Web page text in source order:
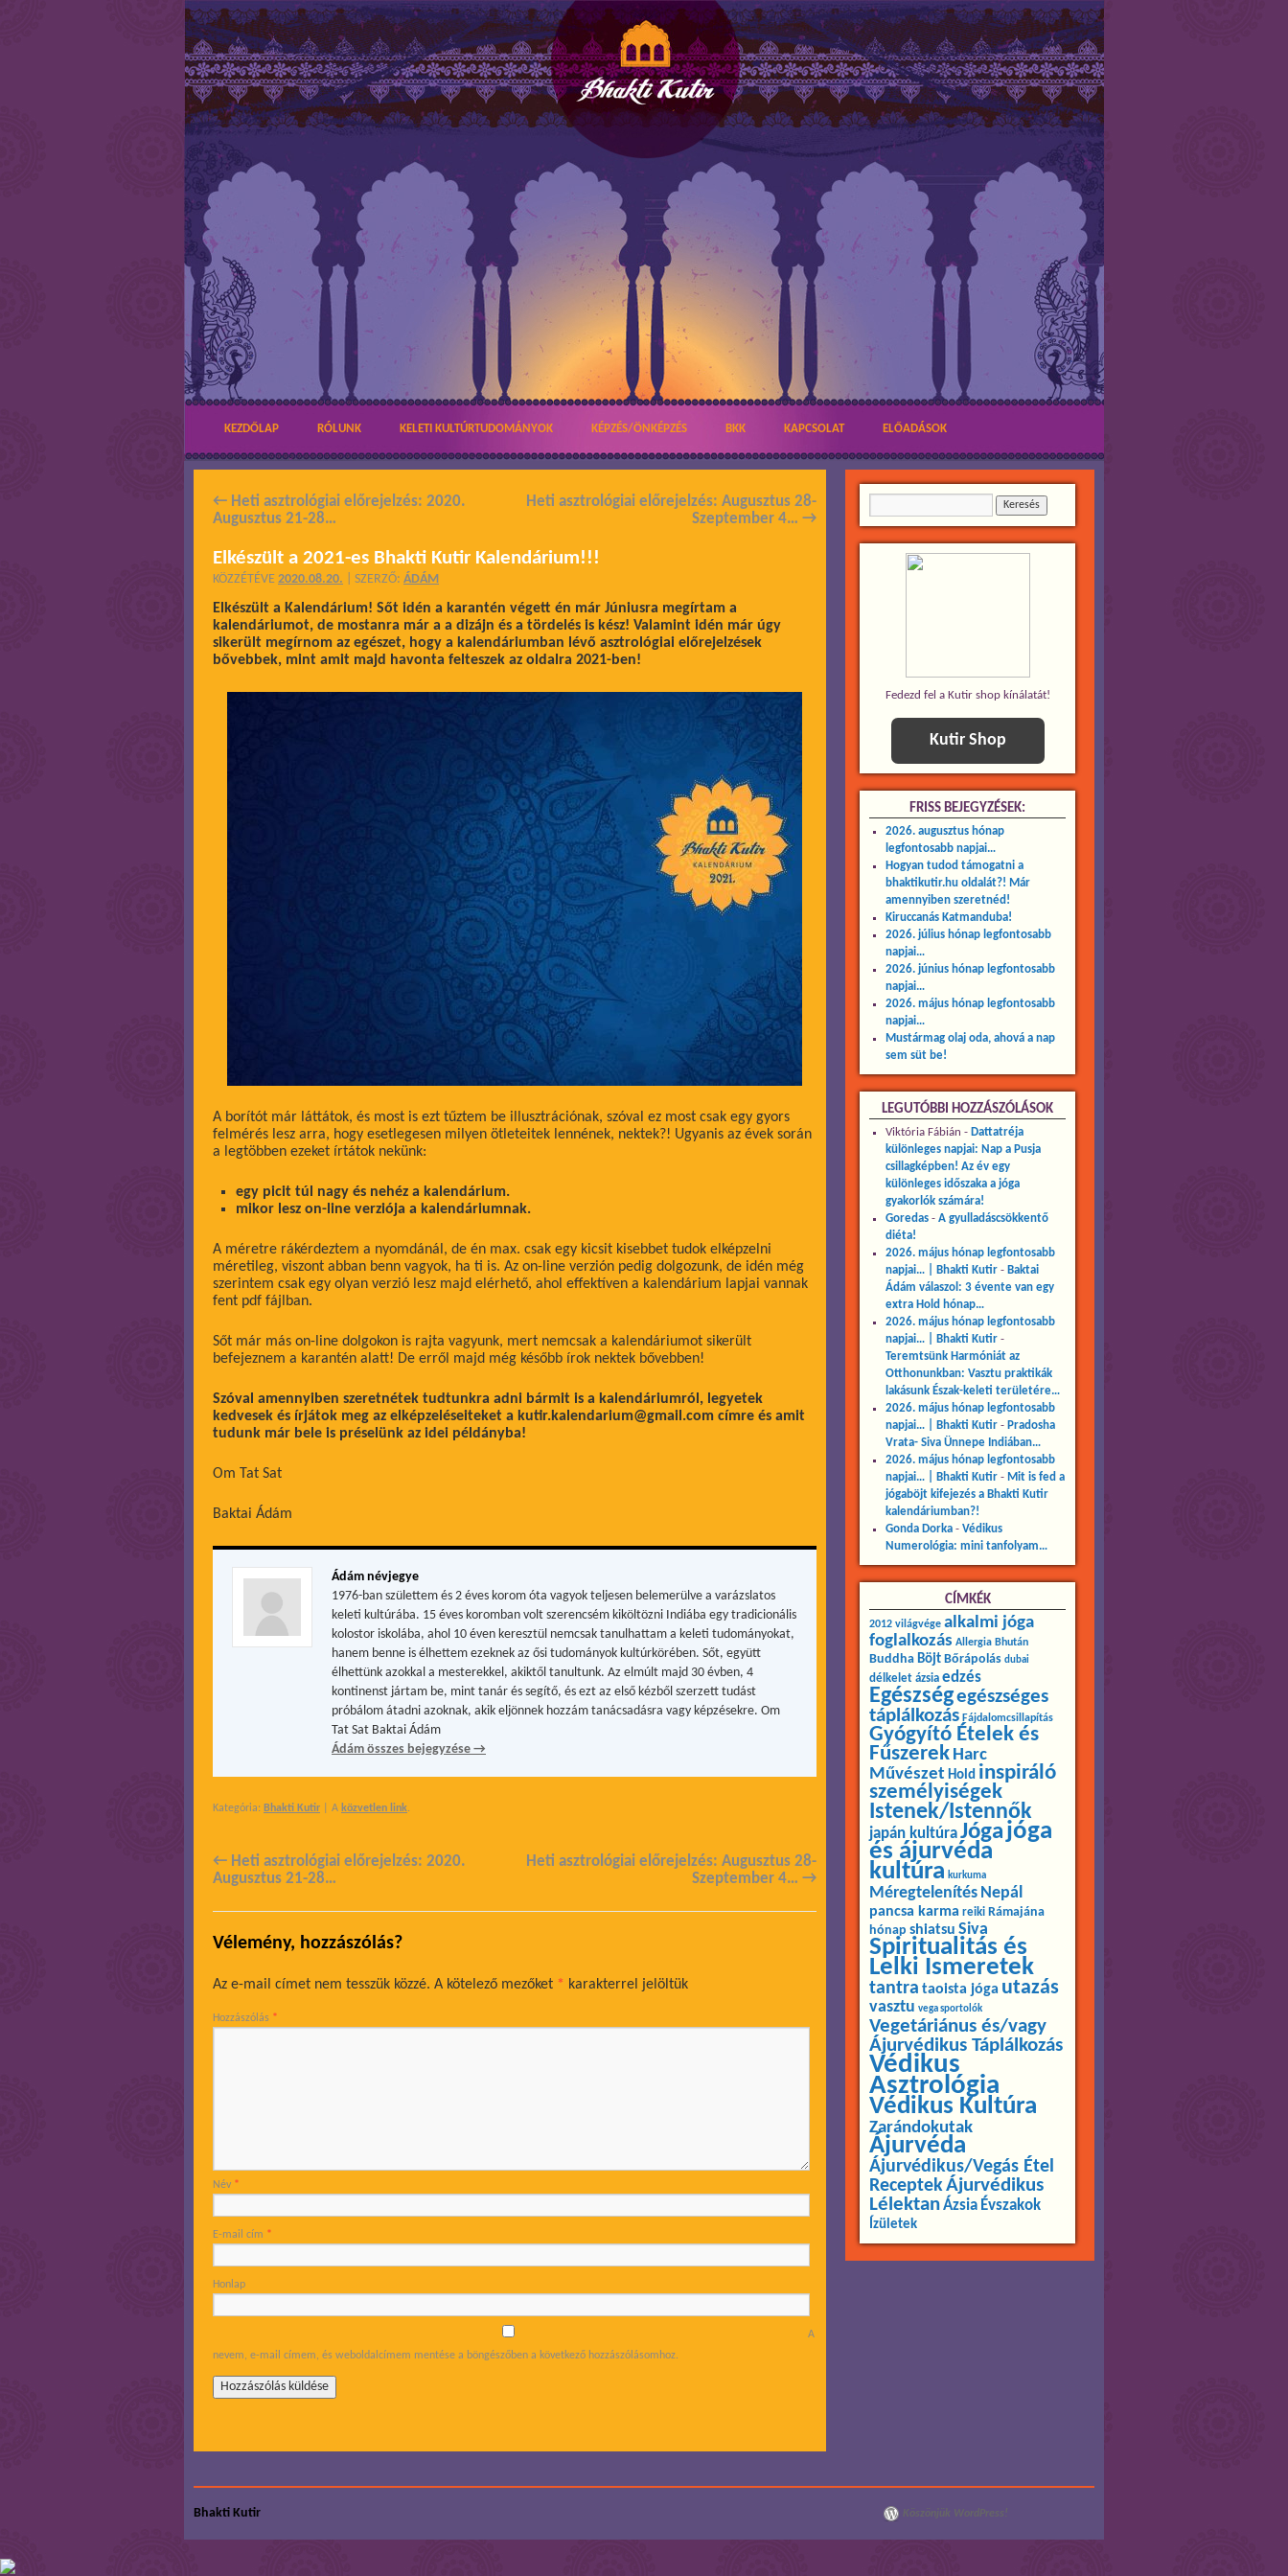
KEZDŐLAP RÓLUNK KELETI KULTÚRTUDOMÁNYOK KÉPZÉS/ÖNKÉPZÉS BKK KAPCSOLAT ELŐADÁSOK
← Heti asztrológiai előrejelzés: 2020.
Augusztus 21-28…
Heti asztrológiai előrejelzés: Augusztus 28-
Szeptember 4… →
Elkészült a 2021-es Bhakti Kutir Kalendárium!!!
KÖZZÉTÉVE 2020.08.20. SZERZŐ: ÁDÁM
Elkészült a Kalendárium! Sőt idén a karantén végett én már Júniusra megírtam a
kalendáriumot, de mostanra már a a dizájn és a tördelés is kész! Valamint idén már úgy
sikerült megírnom az egészet, hogy a kalendáriumban lévő asztrológiai előrejelzések
bővebbek, mint amit majd havonta felteszek az oldalra 2021-ben!
A borítót már láttátok, és most is ezt tűztem be illusztrációnak, szóval ez most csak egy gyors
felmérés lesz arra, hogy esetlegesen milyen ötleteitek lennének, nektek?! Ugyanis az évek során
a legtöbben ezeket írtátok nekünk:
egy picit túl nagy és nehéz a kalendárium.
mikor lesz on-line verziója a kalendáriumnak.
A méretre rákérdeztem a nyomdánál, de én max. csak egy kicsit kisebbet tudok elképzelni
méretileg, viszont abban benn vagyok, ha ti is. Az on-line verzión pedig dolgozunk, de idén még
szerintem csak egy olyan verzió lesz majd elérhető, ahol effektíven a kalendárium lapjai vannak
fent pdf fájlban.
Sőt már más on-line dolgokon is rajta vagyunk, mert nemcsak a kalendáriumot sikerült
befejeznem a karantén alatt! De erről majd még később írok nektek bővebben!
Szóval amennyiben szeretnétek tudtunkra adni bármit is a kalendáriumról, legyetek
kedvesek és írjátok meg az elképzeléseiteket a kutir.kalendarium@gmail.com címre és amit
tudunk már bele is préselünk az idei példányba!
Om Tat Sat
Baktai Ádám
Ádám névjegye
1976-ban születtem és 2 éves korom óta vagyok teljesen belemerülve a varázslatos
keleti kultúrába. 15 éves koromban volt szerencsém kiköltözni Indiába egy tradicionális
kolostor iskolába, ahol 10 éven keresztül nemcsak tanulhattam a keleti tudományokat,
hanem benne is élhettem ezeknek az ősi tudományok kultúrkörében. Sőt, együtt
élhettünk azokkal a mesterekkel, akiktől tanultunk. Az elmúlt majd 30 évben, 4
kontinenst jártam be, mint tanár és segítő, és ezt az első kézből szerzett tudást
próbálom átadni azoknak, akik eljönnek hozzám tanácsadásra vagy képzésekre. Om
Tat Sat Baktai Ádám
Ádám összes bejegyzése →
Kategória: Bhakti Kutir | A közvetlen link.
← Heti asztrológiai előrejelzés: 2020.
Augusztus 21-28…
Heti asztrológiai előrejelzés: Augusztus 28-
Szeptember 4… →
Vélemény, hozzászólás?
Az e-mail címet nem tesszük közzé. A kötelező mezőket * karakterrel jelöltük
Hozzászólás *
Név *
E-mail cím *
Honlap
A
nevem, e-mail címem, és weboldalcímem mentése a böngészőben a következő hozzászólásomhoz.
Fedezd fel a Kutir shop kínálatát!
Kutir Shop
FRISS BEJEGYZÉSEK:
2026. augusztus hónap
legfontosabb napjai…
Hogyan tudod támogatni a
bhaktikutir.hu oldalát?! Már
amennyiben szeretnéd!
Kiruccanás Katmanduba!
2026. július hónap legfontosabb
napjai…
2026. június hónap legfontosabb
napjai…
2026. május hónap legfontosabb
napjai…
Mustármag olaj oda, ahová a nap
sem süt be!
LEGUTÓBBI HOZZÁSZÓLÁSOK
Viktória Fábián - Dattatréja
különleges napjai: Nap a Pusja
csillagképben! Az év egy
különleges időszaka a jóga
gyakorlók számára!
Goredas- A gyulladáscsökkentő
diéta!
2026. május hónap legfontosabb
napjai… | Bhakti Kutir- Baktai
Ádám válaszol: 3 évente van egy
extra Hold hónap…
2026. május hónap legfontosabb
napjai… | Bhakti Kutir-
Teremtsünk Harmóniát az
Otthonunkban: Vasztu praktikák
lakásunk Észak-keleti területére…
2026. május hónap legfontosabb
napjai… | Bhakti Kutir- Pradosha
Vrata- Siva Ünnepe Indiában…
2026. május hónap legfontosabb
napjai… | Bhakti Kutir- Mit is fed a
jógaböjt kifejezés a Bhakti Kutir
kalendáriumban?!
Gonda Dorka- Védikus
Numerológia: mini tanfolyam…
CÍMKÉK
2012 világvége alkalmi jóga
foglalkozás Allergia Bhután
Buddha Böjt Bőrápolás dubai
délkelet ázsia edzés
Egészségegészséges
táplálkozás Fájdalomcsillapítás
Gyógyító Ételek és
Fűszerek Harc
Művészet Hold inspiráló
személyiségek
Istenek/Istennők
japán kultúraJóga jóga
és ájurvéda
kultúra kurkuma
Méregtelenítés Nepál
pancsa karma reiki Rámajána
hónap shiatsu Siva
Spiritualitás és
Lelki Ismeretek
tantra taoista jóga utazás
vasztu vega sportolók
Vegetáriánus és/vagy
Ájurvédikus Táplálkozás
Védikus
Asztrológia
Védikus Kultúra
Zarándokutak
Ájurvéda
Ájurvédikus/Vegás Étel
ReceptekÁjurvédikus
LélektanÁzsia Évszakok
Ízületek
Bhakti Kutir Köszönjük WordPress!